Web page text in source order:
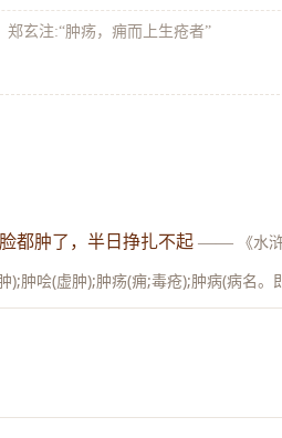
郑玄注:“肿疡，痈而上生疮者”
都肿了，半日挣扎不起 —— 《水
);肿哙(虚肿);肿疡(痈;毒疮);肿病(病名。